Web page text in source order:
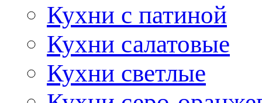
Кухни с патиной
Кухни салатовые
Кухни светлые